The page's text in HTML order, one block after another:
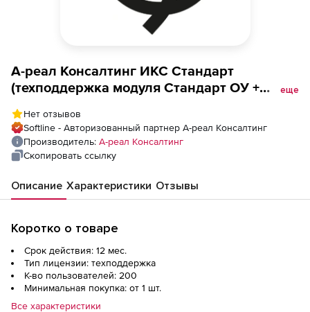
А-реал Консалтинг ИКС Стандарт
(техподдержка модуля Стандарт ОУ +
образовательных учреждений), 200
пользователей
еще
Нет отзывов
Softline - Авторизованный партнер А-реал Консалтинг
Производитель: А-реал Консалтинг
Скопировать ссылку
Описание Характеристики Отзывы
Коротко о товаре
Срок действия: 12 мес.
Тип лицензии: техподдержка
К-во пользователей: 200
Минимальная покупка: от 1 шт.
Все характеристики